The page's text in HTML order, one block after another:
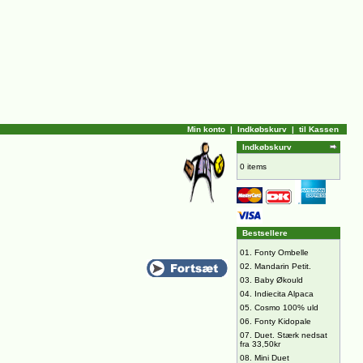
Min konto | Indkøbskurv | til Kassen
Indkøbskurv
0 items
Bestsellere
01. Fonty Ombelle
02. Mandarin Petit.
03. Baby Økould
04. Indiecita Alpaca
05. Cosmo 100% uld
06. Fonty Kidopale
07. Duet. Stærk nedsat
fra 33,50kr
08. Mini Duet